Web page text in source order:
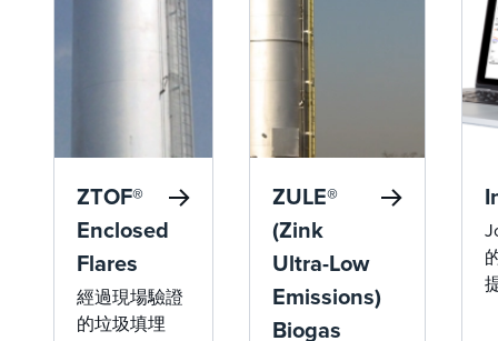
ZTOF®
Enclosed
Flares
經過現場驗證
的垃圾填埋
ZULE®
(Zink
Ultra-Low
Emissions)
Biogas